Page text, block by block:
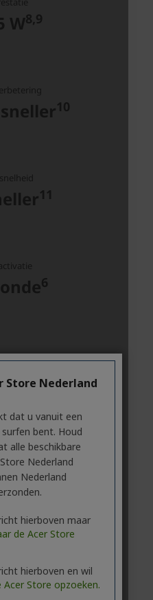
Store Nederland
dat u vanuit een
bent. Houd
alle beschikbare
Nederland
Nederland
hierboven maar
de Acer Store
hierboven en wil
Acer Store opzoeken.